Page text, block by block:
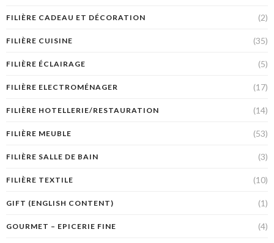
FILIÈRE CADEAU ET DÉCORATION (2)
FILIÈRE CUISINE (35)
FILIÈRE ÉCLAIRAGE (5)
FILIÈRE ELECTROMÉNAGER (17)
FILIÈRE HOTELLERIE/RESTAURATION (14)
FILIÈRE MEUBLE (53)
FILIÈRE SALLE DE BAIN (3)
FILIÈRE TEXTILE (10)
GIFT (ENGLISH CONTENT) (1)
GOURMET – EPICERIE FINE (4)